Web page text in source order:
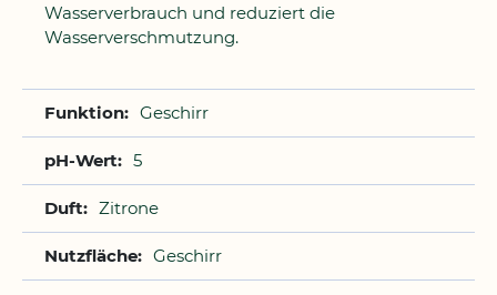
Wasserverbrauch und reduziert die
Wasserverschmutzung.
Geschirr
5
Zitrone
Geschirr